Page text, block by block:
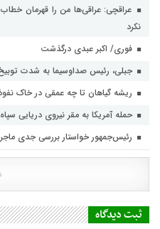
عراقچی: عراقی‌ها من را قهرمان
نکرد
فوری/ اکبر عبدی درگذشت
جبلی، رئیس صداوسیما به شدت
ریشه گیاهان تا چه عمقی در خاک
حمله آمریکا به مقر نیروی دریایی سپاه
رئیس‌جمهور خواستار بررسی جدی
ثبت دیدگاه